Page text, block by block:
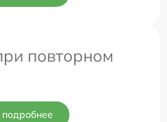
повторном
подробнее